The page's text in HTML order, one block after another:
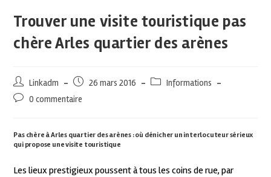
Trouver une visite touristique pas
chère Arles quartier des arènes
Linkadm 26 mars 2016
Informations
0 commentaire
Pas chère à Arles quartier des arènes : où dénicher un interlocuteur sérieux
qui propose une visite touristique
Les lieux prestigieux poussent à tous les coins de rue, par